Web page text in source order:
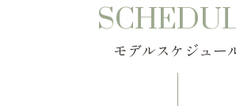
モデルスケジュー